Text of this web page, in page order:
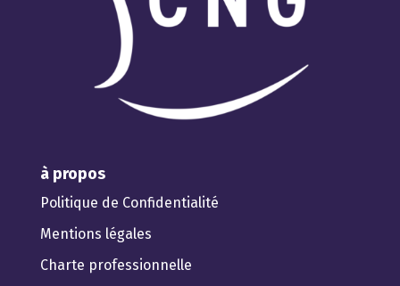
à propos
Politique de Confidentialité
Mentions légales
Charte professionnelle